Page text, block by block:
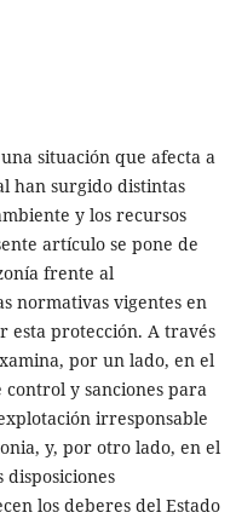
situación que afecta a
han surgido distintas
y los recursos
artículo se pone de
frente al
normativas vigentes en
esta protección. A través
por un lado, en el
control y sanciones para
irresponsable
y, por otro lado, en el
disposiciones
los deberes del Estado